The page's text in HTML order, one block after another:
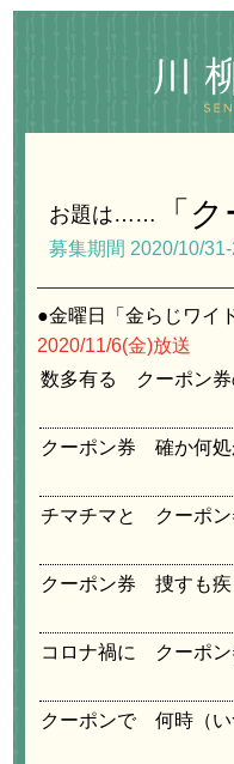
お題は…… 「
募集期間 2020/10/31-
●金曜日「金らじワ
2020/11/6(金)放送
数多有る クーポン
クーポン券 確か何
チマチマと クーポ
クーポン券 捜すも
コロナ禍に クーポ
クーポンで 何時（